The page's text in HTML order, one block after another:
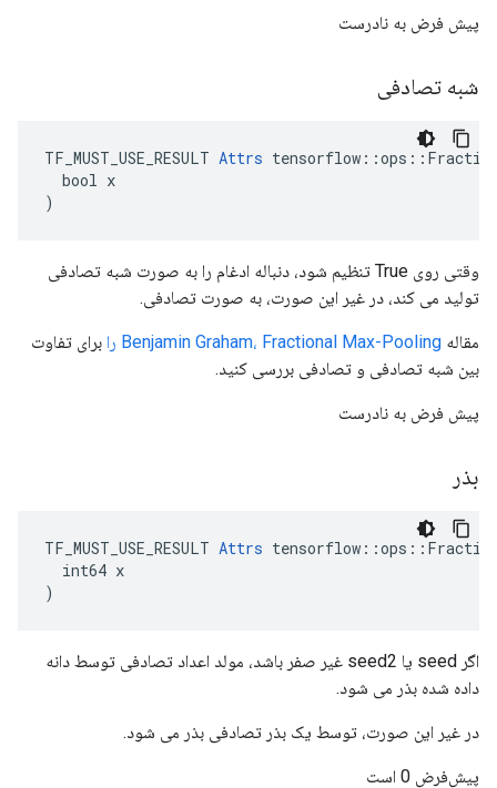
پیش فرض به نادرست
شبه تصادفی
TF_MUST_USE_RESULT Attrs
  bool x
)
وقتی روی True تنظیم شود، دنباله ادغام را به صورت شبه تصادفی
تولید می کند، در غیر این صورت، به صورت تصادفی.
مقاله Benjamin Graham، Fractional Max-Pooling را
برای تفاوت
بین شبه تصادفی و تصادفی بررسی کنید.
پیش فرض به نادرست
بذر
TF_MUST_USE_RESULT Attrs
  int64 x
)
اگر seed یا seed2 غیر صفر باشد، مولد اعداد تصادفی توسط دانه
داده شده بذر می شود.
در غیر این صورت، توسط یک بذر تصادفی بذر می شود.
پیش‌فرض 0 است